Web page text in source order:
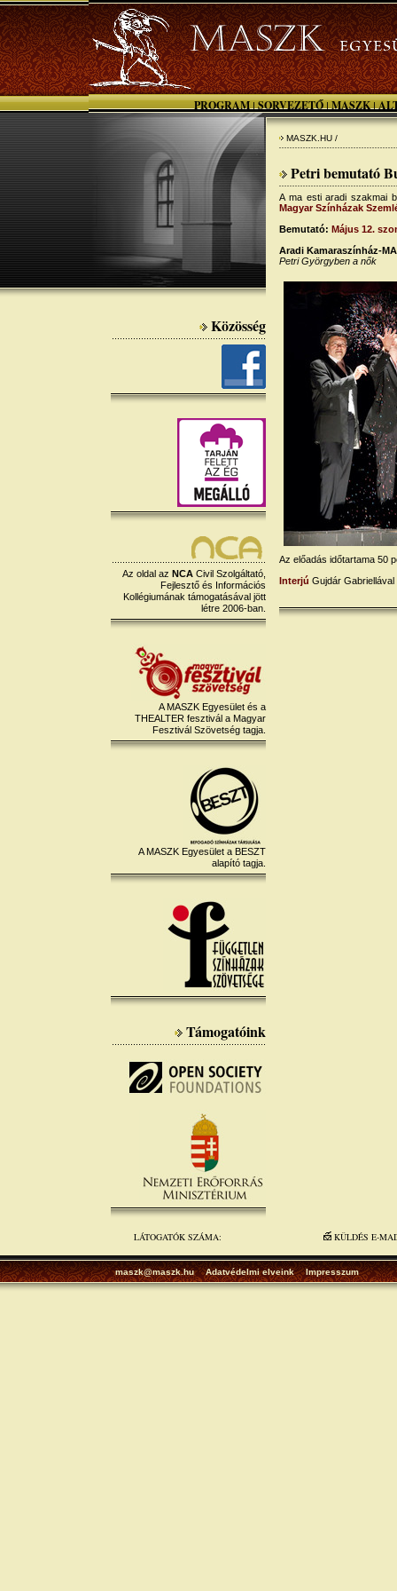
PROGRAM | SORVEZETŐ | MASZK |
Közösség
Az oldal az NCA Civil Szolgáltató,
Fejlesztő és Információs
Kollégiumának támogatásával jött
létre 2006-ban.
A MASZK Egyesület és a
THEALTER fesztivál a Magyar
Fesztivál Szövetség tagja.
A MASZK Egyesület a BESZT
alapító tagja.
Támogatóink
MASZK.HU /
Petri bemutató
A ma esti aradi szakmai
Magyar Színházak
Bemutató: Május 12.
Aradi Kamaraszínház-
Petri Györgyben a nők
Az előadás időtartama 50
Interjú Gujdár Gabriellával
LÁTOGATÓK SZÁMA: KÜLDÉS E-
maszk@maszk.hu Adatvédelmi elveink Impresszum